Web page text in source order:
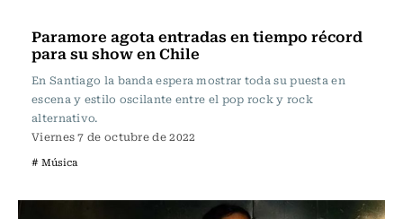
Paramore agota entradas en tiempo récord
para su show en Chile
En Santiago la banda espera mostrar toda su puesta en
escena y estilo oscilante entre el pop rock y rock
alternativo.
Viernes 7 de octubre de 2022
# Música